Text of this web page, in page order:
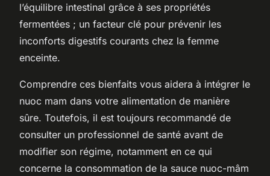
l’équilibre intestinal grâce à ses propriétés
fermentées ; un facteur clé pour prévenir les
inconforts digestifs courants chez la femme
enceinte.
Comprendre ces bienfaits vous aidera à intégrer le
nuoc mam dans votre alimentation de manière
sûre. Toutefois, il est toujours recommandé de
consulter un professionnel de santé avant de
modifier son régime, notamment en ce qui
concerne la consommation de la sauce nuoc-mâm